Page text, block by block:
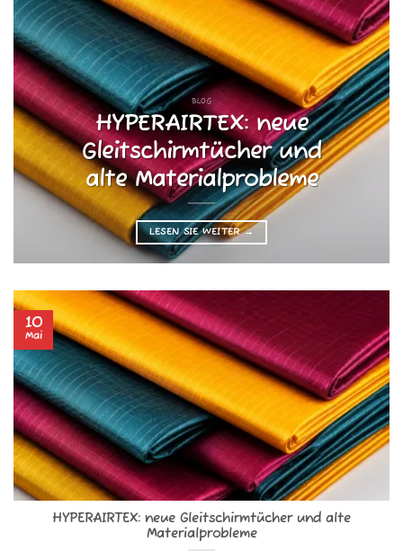
BLOG
HYPERAIRTEX: neue
Gleitschirmtücher und
alte Materialprobleme
LESEN SIE WEITER→
HYPERAIRTEX: neue Gleitschirmtücher und alte
Materialprobleme
10
Mai